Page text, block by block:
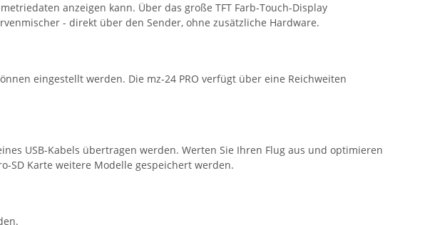
anzeigen kann. Über das große TFT Farb-Touch-Display
- direkt über den Sender, ohne zusätzliche Hardware.
eingestellt werden. Die mz-24 PRO verfügt über eine Reichweiten
USB-Kabels übertragen werden. Werten Sie Ihren Flug aus und optimieren
SD Karte weitere Modelle gespeichert werden.